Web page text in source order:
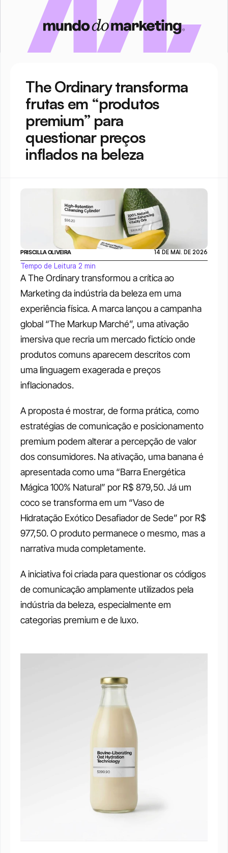
The Ordinary transforma
frutas em “produtos
premium” para
questionar preços
inflados na beleza
A The Ordinary transformou a crítica ao
Marketing da indústria da beleza em uma
experiência física. A marca lançou a campanha
global “The Markup Marché”, uma ativação
imersiva que recria um mercado fictício onde
produtos comuns aparecem descritos com
uma linguagem exagerada e preços
inflacionados.
A proposta é mostrar, de forma prática, como
estratégias de comunicação e posicionamento
premium podem alterar a percepção de valor
dos consumidores. Na ativação, uma banana é
apresentada como uma “Barra Energética
Mágica 100% Natural” por R$ 879,50. Já um
coco se transforma em um “Vaso de
Hidratação Exótico Desafiador de Sede” por R$
977,50. O produto permanece o mesmo, mas a
narrativa muda completamente.
A iniciativa foi criada para questionar os códigos
de comunicação amplamente utilizados pela
indústria da beleza, especialmente em
categorias premium e de luxo.
PRISCILLA OLIVEIRA 14 DE MAI. DE 2026
Tempo de Leitura 2 min